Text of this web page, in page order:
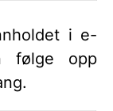
i e-
følge opp